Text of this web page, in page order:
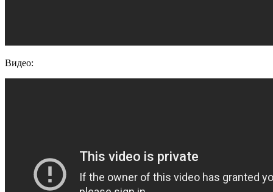
Видео: